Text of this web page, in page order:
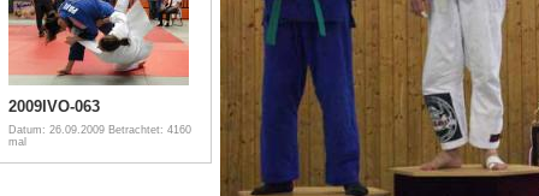
2009IVO-063
Datum: 26.09.2009 Betrachtet: 4160
mal